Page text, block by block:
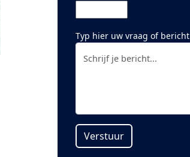
Typ hier uw vraag of bericht
Verstuur